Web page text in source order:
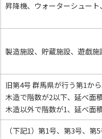
昇降機、ウォーターシュー
製造施設、貯蔵施設、遊戯施
旧第4号 群馬県が行う第1か
木造で階数が2以下、延べ面
木造以外で階数が1、延べ面
（下記1）第1号、第3号、